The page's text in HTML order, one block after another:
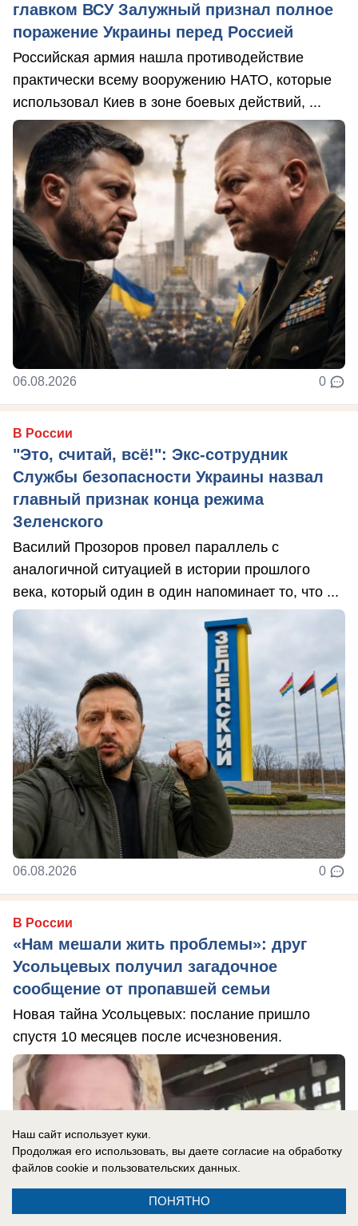
главком ВСУ Залужный признал полное
поражение Украины перед Россией
Российская армия нашла противодействие
практически всему вооружению НАТО, которые
использовал Киев в зоне боевых действий, ...
06.08.2026 0
В России
"Это, считай, всё!": Экс-сотрудник
Службы безопасности Украины назвал
главный признак конца режима
Зеленского
Василий Прозоров провел параллель с
аналогичной ситуацией в истории прошлого
века, который один в один напоминает то, что ...
06.08.2026 0
В России
«Нам мешали жить проблемы»: друг
Усольцевых получил загадочное
сообщение от пропавшей семьи
Новая тайна Усольцевых: послание пришло
спустя 10 месяцев после исчезновения.
Наш сайт использует куки.
Продолжая его использовать, вы даете согласие на обработку
файлов cookie и пользовательских данных.
ПОНЯТНО